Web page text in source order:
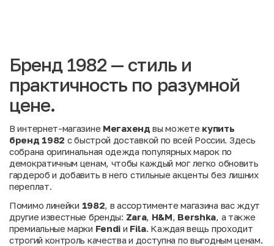
Бренд 1982 — стиль и
практичность по разумной
цене.
В интернет-магазине Мегахенд вы можете купить
бренд 1982 с быстрой доставкой по всей России. Здесь
собрана оригинальная одежда популярных марок по
демократичным ценам, чтобы каждый мог легко обновить
гардероб и добавить в него стильные акценты без лишних
переплат.
Помимо линейки 1982 , в ассортименте магазина вас ждут
другие известные бренды: Zara, H&M Bershka , а также
премиальные марки Fendi и Fila . Каждая вещь проходит
строгий контроль качества и доступна по выгодным ценам.